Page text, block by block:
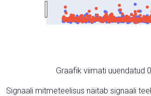
Graafik viimati uuendatud
Signaali mitmeteelisus näitab signaali